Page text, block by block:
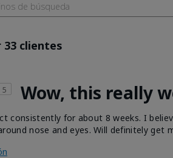
33 clientes
5 Wow, this really
consistently for about 8 weeks. I
nose and eyes. Will definitely get